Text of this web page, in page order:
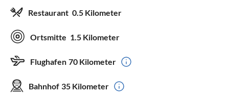
Restaurant 0.5 Kilometer
Ortsmitte 1.5 Kilometer
Flughafen 70 Kilometer
Bahnhof 35 Kilometer